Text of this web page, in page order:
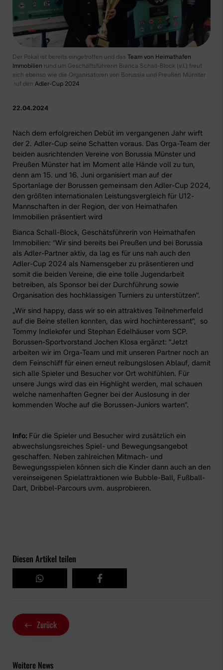
Der Pokal ist bereits eingetroffen und das Team von Heimathafen
Immobilien rund um Geschäftsführerin Bianca Schall-Block (v.l.) freut
sich ebenso wie die Organisatoren von Borussia und Preußen Münster
auf den Adler-Cup 2024
22.04.2024
Nach dem erfolgreichen Debüt im vergangenen Jahr wirft
der 2. Adler-Cup seine Schatten voraus. Das Orga-Team der
beiden ausrichtenden Vereine von Borussia Münster und
Preußen Münster hat im Moment alle Hände voll zu tun,
denn am 15. und 16. Juni organisiert man auf der
Sportanlage der Borussen gemeinsam den Adler-Cup 2024,
den größten internationalen Leistungsvergleich für U12-
Mannschaften in der Region, der von Heimathafen
Immobilien präsentiert wird
Bianca Schall-Block, Geschätsführerin von Heimathafen
Immobilien: "Wir sind bereits bei Preußen und bei Borussia
als Adler-Partner aktiv, da lag es für uns nah auch den
Adler-Cup 2024 als Namensgeber zu präsentieren und
somit die beiden Vereine, die eine tolle Jugendarbeit
betreiben, als Sponsor bei der Durchführung sowie
Organisation des hochklassigen Turniers zu unterstützen".
„Wir sind happy, dass wir so ein attraktives Teilnehmerfeld
auf die Beine stellen konnten, das wird hochinteressant", so
Tommy Indlekofer und Stephan Edelhäuser vom SCP.
Borussen-Sportvorstand Jochen Klosa ergänzt: "Jetzt
arbeiten wir im Orga-Team und mit unseren Partner noch an
dem Feinschliff für einen erneut reibungslosen Ablauf, damit
sich alle Spieler und Besucher vor Ort wohlfühlen. Für
unsere Jungs wird das ein Highlight werden, mal schauen
welche namenhaften Gegner bei der Auslosung in der
kommenden Woche auf die Borussen-Juniors warten".
Info: Für die Spieler und Besucher wird zusätzlich ein
abwechslungsreiches Spiel- und Bewegungsangebot
geschaffen. Neben zahlreichen Mitmach- und
Bewegungsspielen können sich die Kinder dann auch an den
vereinseigenen Spielattraktionen wie Bubble-Ball, Fußball-
Dart, Dribbel-Parcours uvm. ausprobieren.
Diesen Artikel teilen
Zurück
Weitere News